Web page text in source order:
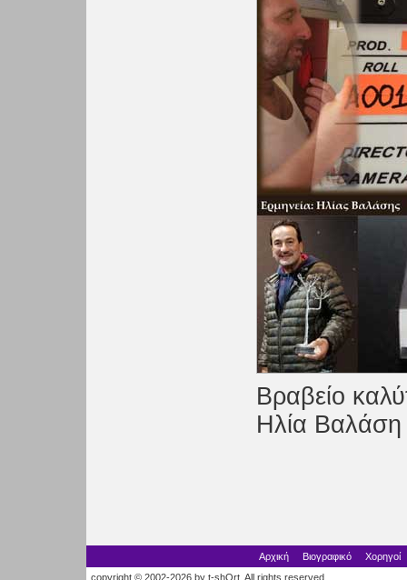
Bραβείο
Ηλία
Αρχική Βιογραφικό
Χορηγοί
copyright © 2002-2026 by t-shOrt. All rights reserved.